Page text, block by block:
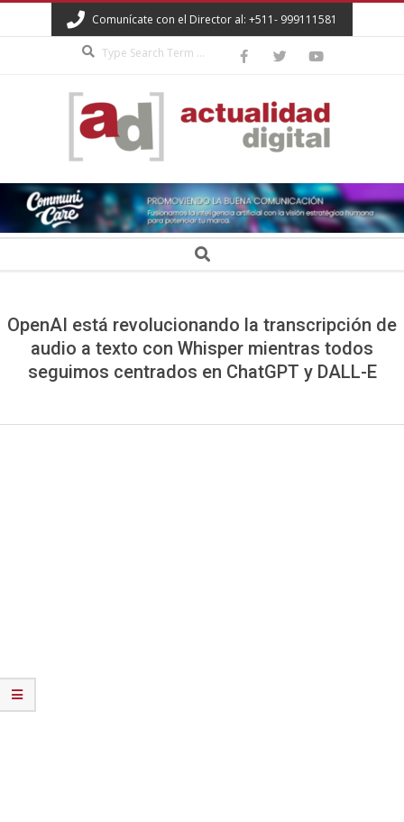
to
Comunícate con el Director al: +511- 999111581
ACTUALIDAD
DIGITAL Search
OpenAI está revolucionando la transcripción de
audio a texto con Whisper mientras todos
seguimos centrados en ChatGPT y DALL-E